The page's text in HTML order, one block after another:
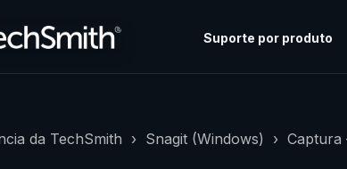
Suporte por produto
da TechSmith Snagit (Windows) Captura